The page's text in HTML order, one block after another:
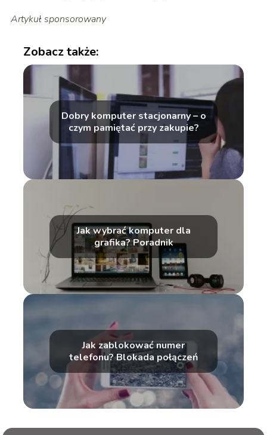
Artykuł sponsorowany
Zobacz także:
Dobry komputer stacjonarny – o
czym pamiętać przy zakupie?
Jak wybrać komputer dla
grafika? Poradnik
Jak zablokować numer
telefonu? Blokada połączeń